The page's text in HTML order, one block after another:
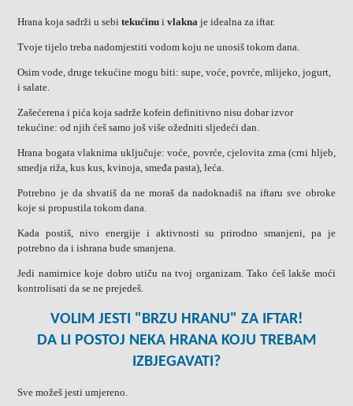
Hrana koja sadrži u sebitekućinu ivlakna je idealna za iftar.
Tvoje tijelo treba nadomjestiti vodom koju ne unosiš tokom dana.
Osim vode, druge tekućine mogu biti: supe, voće, povrće, mlijeko, jogurt,
i salate.
Zašećerena i pića koja sadrže kofein definitivno nisu dobar izvor
tekućine: od njih ćeš samo još više ožedniti sljedeći dan.
Hrana bogata vlaknima uključuje: voće, povrće, cjelovita zrna (crni hljeb,
smedja riža, kus kus, kvinoja, smeđa pasta), leća.
Potrebno je da shvatiš da ne moraš da nadoknadiš na iftaru sve obroke
koje si propustila tokom dana.
Kada postiš, nivo energije i aktivnosti su prirodno smanjeni, pa je
potrebno da i ishrana bude smanjena.
Jedi namirnice koje dobro utiču na tvoj organizam. Tako ćeš lakše moći
kontrolisati da se ne prejedeš.
VOLIM JESTI "BRZU HRANU" ZA IFTAR!
DA LI POSTOJ NEKA HRANA KOJU TREBAM
IZBJEGAVATI?
Sve možeš jesti umjereno.